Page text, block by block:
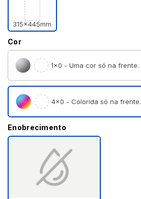
315x445mm
Cor
1×0 - Uma cor só na frente.
4×0 - Colorida só na frente.
Enobrecimento